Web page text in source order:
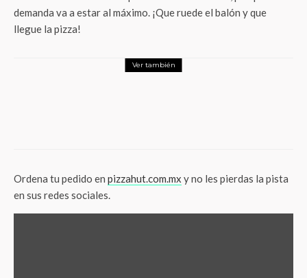
demanda va a estar al máximo. ¡Que ruede el balón y que
llegue la pizza!
Ver también
Ordena tu pedido en pizzahut.com.mx y no les pierdas la pista
en sus redes sociales.